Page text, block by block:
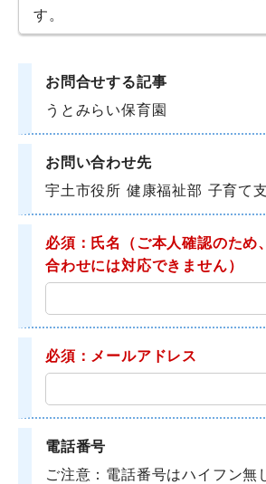
す。
お問合せする記事
うとみらい保育園
お問い合わせ先
宇土市役所 健康福祉部 子育て
必須：氏名
（ご本人確認のた
合わせには対応できません）
必須：メールアドレス
電話番号
ご注意：電話番号はハイフン無